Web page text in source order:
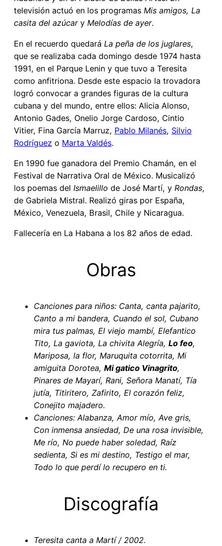
televisión actuó en los programas Mis amigos, La
casita del azúcary Melodías de ayer.
En el recuerdo quedará La peña de los juglares,
que se realizaba cada domingo desde 1974 hasta
1991, en el Parque Lenin y que tuvo a Teresita
como anfitriona. Desde este espacio la trovadora
logró convocar a grandes figuras de la cultura
cubana y del mundo, entre ellos: Alicia Alonso,
Antonio Gades, Onelio Jorge Cardoso, Cintio
Vitier, Fina García Marruz, Pablo Milanés, Silvio
Rodríguez o Marta Valdés.
En 1990 fue ganadora del Premio Chamán, en el
Festival de Narrativa Oral de México. Musicalizó
los poemas del Ismaelillo de José Martí, y Rondas,
de Gabriela Mistral. Realizó giras por España,
México, Venezuela, Brasil, Chile y Nicaragua.
Fallecería en La Habana a los 82 años de edad.
Obras
Canciones para niños: Canta, canta pajarito,
Canto a mi bandera, Cuando el sol, Cubano
mira tus palmas, El viejo mambí, Elefantico
Tito, La gaviota, La chivita Alegría, Lo feo,
Mariposa, la flor, Maruquita cotorrita, Mi
amiguita Dorotea, Mi gatico Vinagrito,
Pinares de Mayarí, Rani, Señora Manatí, Tía
jutía, Titiritero, Zafirito, El corazón feliz,
Conejito majadero.
Canciones: Alabanza, Amor mío, Ave gris,
Con inmensa ansiedad, De una rosa invisible,
Me río, No puede haber soledad, Raíz
sedienta, Si es mi destino, Testigo el mar,
Todo lo que perdí lo recupero en ti.
Discografía
Teresita canta a Martí / 2002.